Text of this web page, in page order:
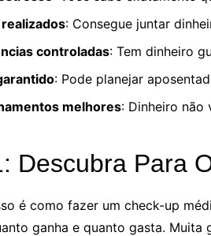
: Consegue juntar
controladas: Tem dinheiro
: Pode planejar
melhores: Dinheiro não
Descubra Para
é como fazer um check-up
ganha e quanto gasta.